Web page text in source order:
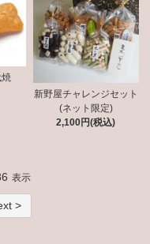
新野屋チャレンジセット
(ネット限定)
2,100円(税込)
表示
>